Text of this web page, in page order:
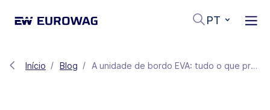
PT
Início Blog A unidade de bordo EVA: tudo o que precisa de saber